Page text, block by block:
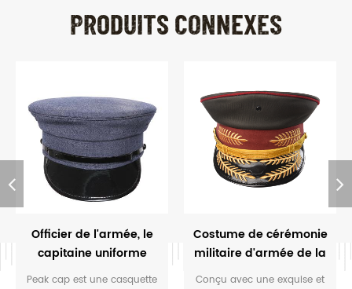
PRODUITS CONNEXES
Officier de l'armée, le
capitaine uniforme
casquette
Peak cap est une casquette
Costume de cérémonie
militaire d'armée de la
Conçu avec une exquise et